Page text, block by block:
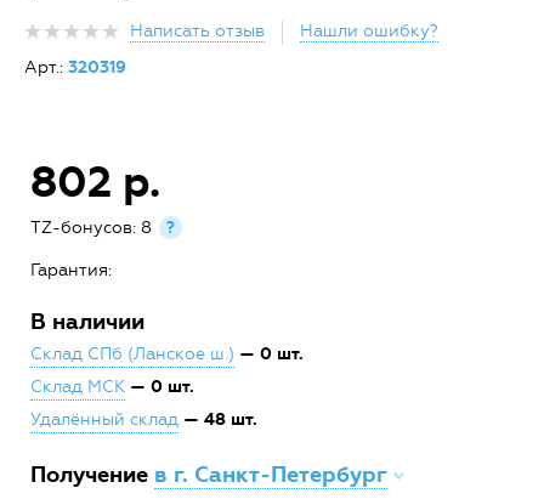
Написать отзыв
Нашли ошибку?
Арт.: 320319
802 р.
TZ-бонусов: 8 ?
Гарантия:
В наличии
Склад СПб (Ланское ш.) — 0 шт.
Склад МСК — 0 шт.
Удалённый склад — 48 шт.
Получение в г. Санкт-Петербург